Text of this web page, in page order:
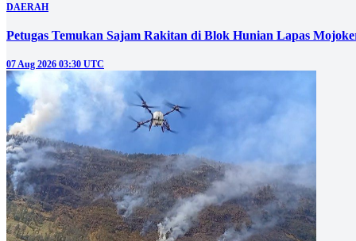
DAERAH
Petugas Temukan Sajam Rakitan di Blok Hunian Lapas
07 Aug 2026 03:30 UTC